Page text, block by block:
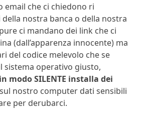
email che ci chiedono ri
nostra banca o della nostra
ci mandano dei link che ci
(dall’apparenza innocente) ma
del codice melevolo che se
sistema operativo giusto,
in modo SILENTE installa dei
nostro computer dati sensibili
per derubarci.